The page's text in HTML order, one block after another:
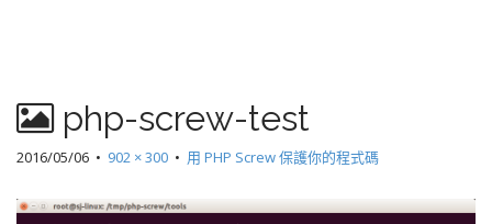
php-screw-test
2016/05/06 • 902 × 300 • 用 PHP Screw 保護你的程式碼